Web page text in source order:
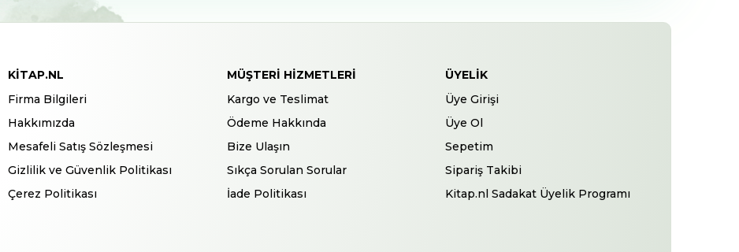
KITAP.NL
Firma Bilgileri
Hakkımızda
Mesafeli Satış Sözleşmesi
Gizlilik ve Güvenlik Politikası
Çerez Politikası
MÜŞTERI HIZMETLERI
Kargo ve Teslimat
Ödeme Hakkında
Bize Ulaşın
Sıkça Sorulan Sorular
İade Politikası
ÜYELIK
Üye Girişi
Üye Ol
Sepetim
Sipariş Takibi
Kitap.nl Sadakat Üyelik Programı